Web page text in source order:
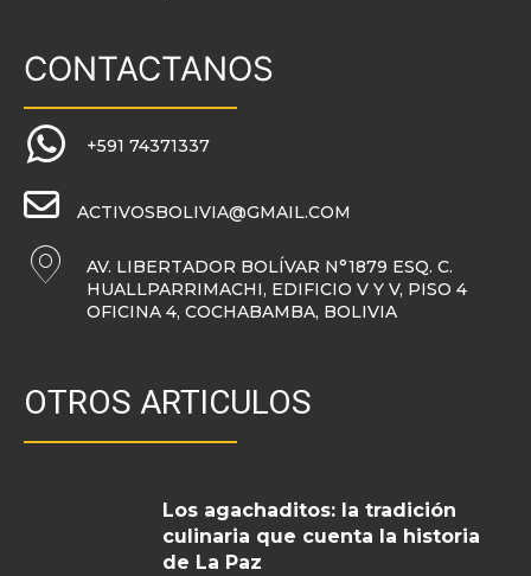
CONTACTANOS
+591 74371337
ACTIVOSBOLIVIA@GMAIL.COM
AV. LIBERTADOR BOLÍVAR N°1879 ESQ. C.
HUALLPARRIMACHI, EDIFICIO V Y V, PISO 4
OFICINA 4, COCHABAMBA, BOLIVIA
OTROS ARTICULOS
Los agachaditos: la tradición
culinaria que cuenta la historia
de La Paz